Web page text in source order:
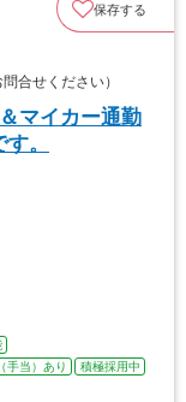
保存する
合せください）
マイカー通勤
。
手当）あり
積極採用中